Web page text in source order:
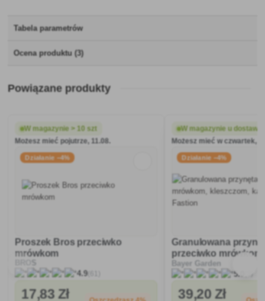
Tabela parametrów
Ocena produktu (3)
Powiązane produkty
W magazynie > 10 szt
Możesz mieć pojutrze, 11.08.
Działanie −4%
Proszek Bros przeciwko
mrówkom
4.9(61)
17,83 Zł
W magazynie u
Możesz mieć w czwartek,
Działanie −4%
Granulowana
przeciwko mrówkom,
kleszczom,
Bayer Garden
5.0
(3)
39,20 Zł